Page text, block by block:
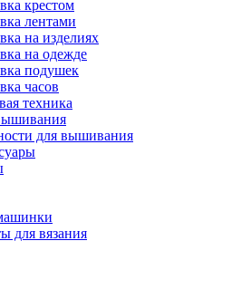
крестом
лентами
на изделиях
на одежде
подушек
часов
техника
для вышивания
для вязания